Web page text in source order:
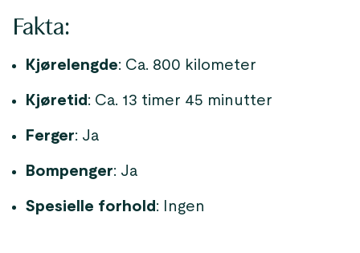
Fakta:
Kjørelengde: Ca. 800 kilometer
Kjøretid : Ca. 13 timer 45 minutter
Ferger: Ja
Bompenger: Ja
Spesielle forhold : Ingen